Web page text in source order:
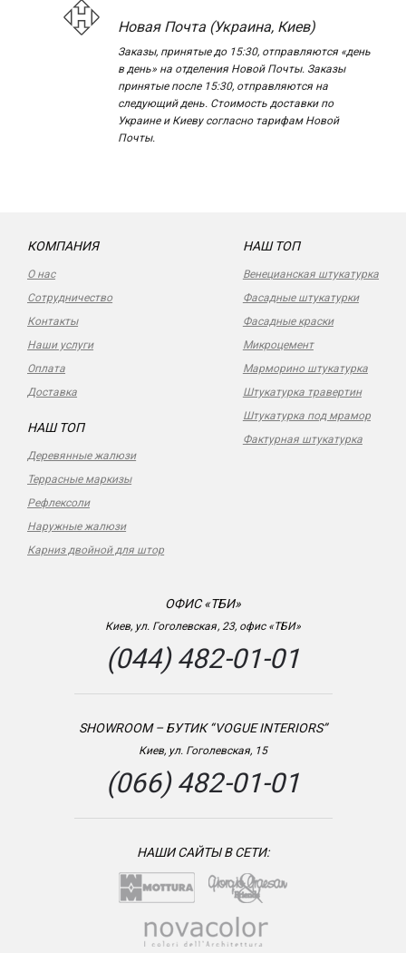
Новая Почта (Украина, Киев)
Заказы, принятые до 15:30, отправляются «день
в день» на отделения Новой Почты. Заказы
принятые после 15:30, отправляются на
следующий день. Стоимость доставки по
Украине и Киеву согласно тарифам Новой
Почты.
КОМПАНИЯ
О нас
Сотрудничество
Контакты
Наши услуги
Оплата
Доставка
НАШ ТОП
Венецианская штукатурка
Фасадные штукатурки
Фасадные краски
Микроцемент
Марморино штукатурка
Штукатурка травертин
Штукатурка под мрамор
Фактурная штукатурка
НАШ ТОП
Деревянные жалюзи
Террасные маркизы
Рефлексоли
Наружные жалюзи
Карниз двойной для штор
ОФИС «ТБИ»
Киев, ул. Гоголевская, 23, офис «ТБИ»
(044) 482-01-01
SHOWROOM – БУТИК “VOGUE INTERIORS”
Киев, ул. Гоголевская, 15
(066) 482-01-01
НАШИ САЙТЫ В СЕТИ: